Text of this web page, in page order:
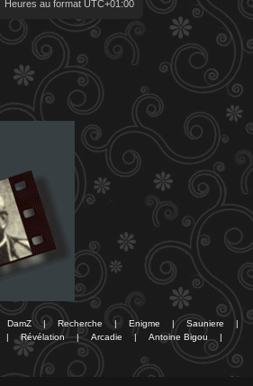
Heures au format UTC+01:00
DamZ | Recherche | Enigme | Sauniere
|
| Révélation | Arcadie | Antoine Bigou
|